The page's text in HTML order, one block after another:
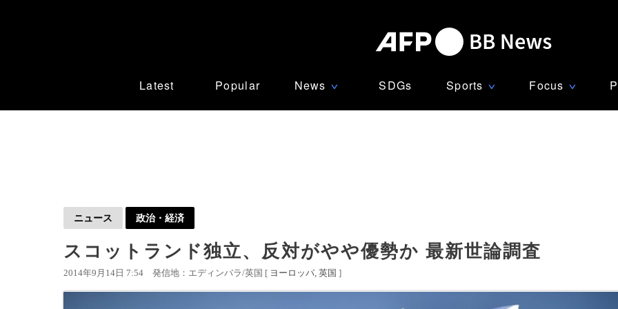
Latest Popular News ∨ SDGs Sports ∨ Focus ∨
ニュース 政治・経済
スコットランド独立、反対がやや優勢か 最新世論調査
2014年9月14日 7:54 発信地：エディンバラ/英国 [ ヨーロッパ 英国 ]